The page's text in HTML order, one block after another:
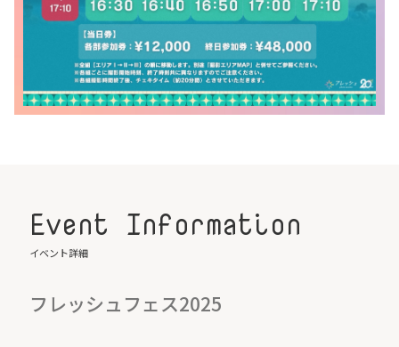
Event Information
イベント詳細
フレッシュフェス2025